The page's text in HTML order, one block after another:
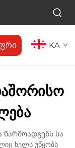
KA
სა
ხელს უწყობს